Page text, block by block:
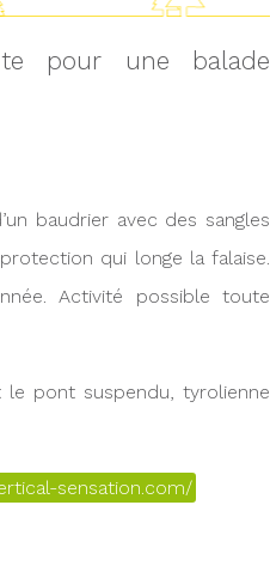
pour une balade
baudrier avec des sangles
qui longe la falaise.
Activité possible toute
le pont suspendu, tyrolienne
sensation.com/